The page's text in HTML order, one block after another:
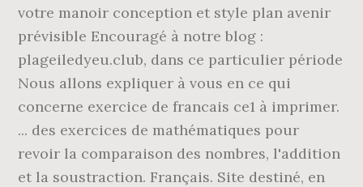
votre manoir conception et style plan avenir
prévisible Encouragé à notre blog :
plageiledyeu.club, dans ce particulier période
Nous allons expliquer à vous en ce qui
concerne exercice de francais ce1 à imprimer.
... des exercices de mathématiques pour
revoir la comparaison des nombres, l'addition
et la soustraction. Français. Site destiné, en